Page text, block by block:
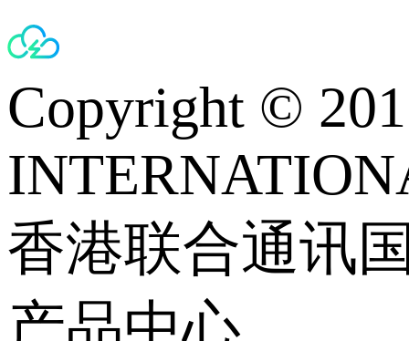
Copyright ©
香港联合通讯
产品中心